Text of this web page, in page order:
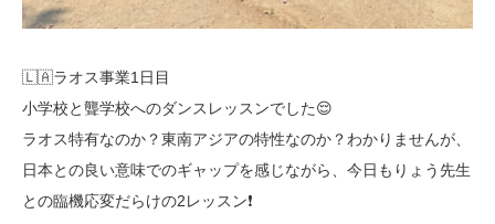
🇱🇦ラオス事業1日目
小学校と聾学校へのダンスレッスンでした😌
ラオス特有なのか？東南アジアの特性なのか？わかりませんが、
日本との良い意味でのギャップを感じながら、今日もりょう先生
との臨機応変だらけの2レッスン❗️